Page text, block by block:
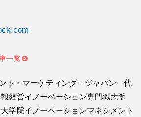
一覧
ント・マーケティング・ジャパン 代
経営イノーベーション専門職大学
学院イノーベーションマネジメント